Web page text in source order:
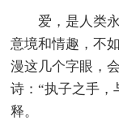
爱，是人类永
意境和情趣，不
漫这几个字眼，
诗：“执子之手
释。